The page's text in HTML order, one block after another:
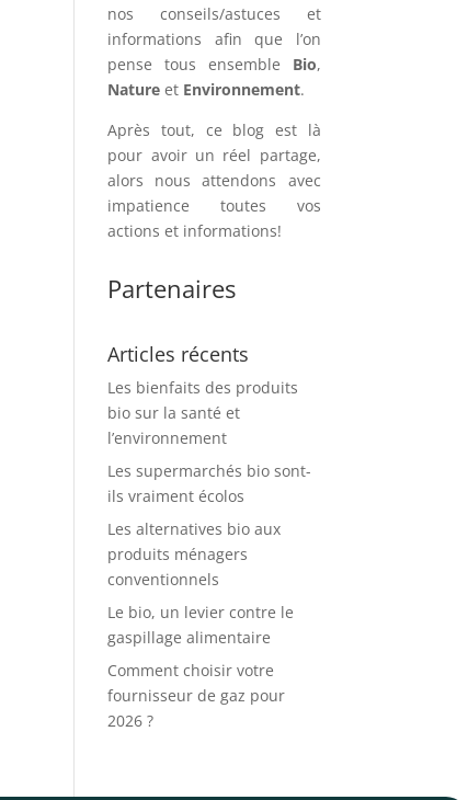
nos conseils/astuces et
informations afin que l’on
pense tous ensemble Bio,
Nature et Environnement.
Après tout, ce blog est là
pour avoir un réel partage,
alors nous attendons avec
impatience toutes vos
actions et informations!
Partenaires
Articles récents
Les bienfaits des produits
bio sur la santé et
l’environnement
Les supermarchés bio sont-
ils vraiment écolos
Les alternatives bio aux
produits ménagers
conventionnels
Le bio, un levier contre le
gaspillage alimentaire
Comment choisir votre
fournisseur de gaz pour
2026 ?